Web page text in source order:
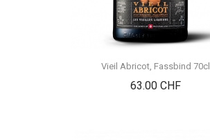
Vieil Abricot, Fassbind 70cl
63.00 CHFPrix